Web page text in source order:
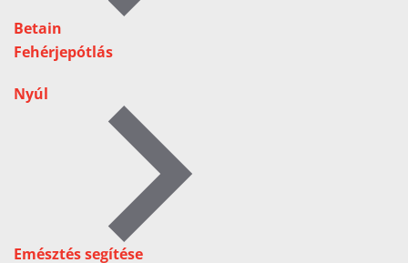
Betain
Fehérjepótlás
Nyúl
Emésztés segítése